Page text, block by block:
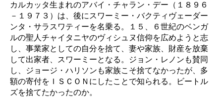
カルカッタ生まれのアバイ・チャラン・デー（１８９６
－１９７３）は、後にスワーミー・バクティヴェーダー
ンタ・サラスワティーを名乗る。１５、６世紀のベンガ
ルの聖人チャイタニヤのヴィシュヌ信仰を広めようと志
し、事業家としての自分を捨て、妻や家族、財産を放棄
して出家者、スワーミーとなる。ジョン・レノンも賛同
し、ジョージ・ハリソンも家族こそ捨てなかったが、多
額の寄付をＩＳＣＯＮにしたことで知られる。ビートル
ズを捨てたかったのか。